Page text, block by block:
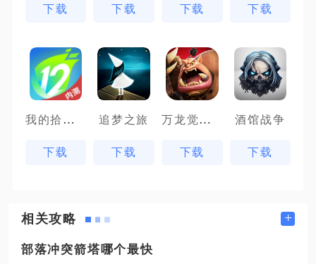
下载 下载 下载 下载
我的拾贰世界
下载
追梦之旅
下载
万龙觉醒魔兽战场
下载
酒馆战争
下载
相关攻略 +
部落冲突箭塔哪个最快